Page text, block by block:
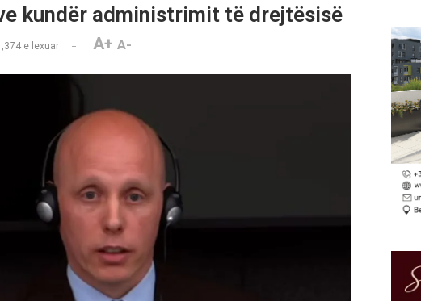
kundër administrimit të drejtësisë
e lexuar A+ A-